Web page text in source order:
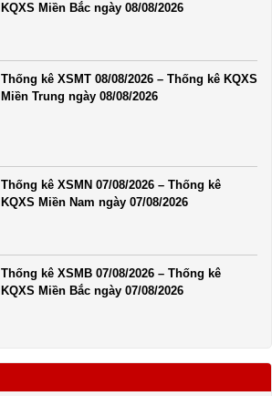
KQXS Miền Bắc ngày 08/08/2026
Thống kê XSMT 08/08/2026 – Thống kê KQXS
Miền Trung ngày 08/08/2026
Thống kê XSMN 07/08/2026 – Thống kê
KQXS Miền Nam ngày 07/08/2026
Thống kê XSMB 07/08/2026 – Thống kê
KQXS Miền Bắc ngày 07/08/2026